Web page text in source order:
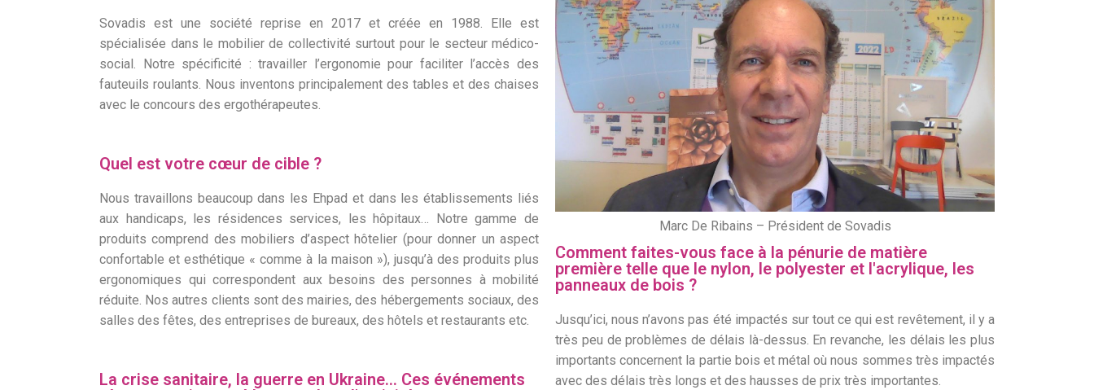
Sovadis est une société reprise en 2017 et créée en 1988. Elle est
spécialisée dans le mobilier de collectivité surtout pour le secteur médico-
social. Notre spécificité : travailler l’ergonomie pour faciliter l’accès des
fauteuils roulants. Nous inventons principalement des tables et des chaises
avec le concours des ergothérapeutes.
Quel est votre cœur de cible ?
Nous travaillons beaucoup dans les Ehpad et dans les établissements liés
aux handicaps, les résidences services, les hôpitaux… Notre gamme de
produits comprend des mobiliers d’aspect hôtelier (pour donner un aspect
confortable et esthétique « comme à la maison »), jusqu’à des produits plus
ergonomiques qui correspondent aux besoins des personnes à mobilité
réduite. Nos autres clients sont des mairies, des hébergements sociaux, des
salles des fêtes, des entreprises de bureaux, des hôtels et restaurants etc.
La crise sanitaire, la guerre en Ukraine… Ces événements
Marc De Ribains – Président de Sovadis
Comment faites-vous face à la pénurie de matière
première telle que le nylon, le polyester et l'acrylique, les
panneaux de bois ?
Jusqu’ici, nous n’avons pas été impactés sur tout ce qui est revêtement, il y a
très peu de problèmes de délais là-dessus. En revanche, les délais les plus
importants concernent la partie bois et métal où nous sommes très impactés
avec des délais très longs et des hausses de prix très importantes.